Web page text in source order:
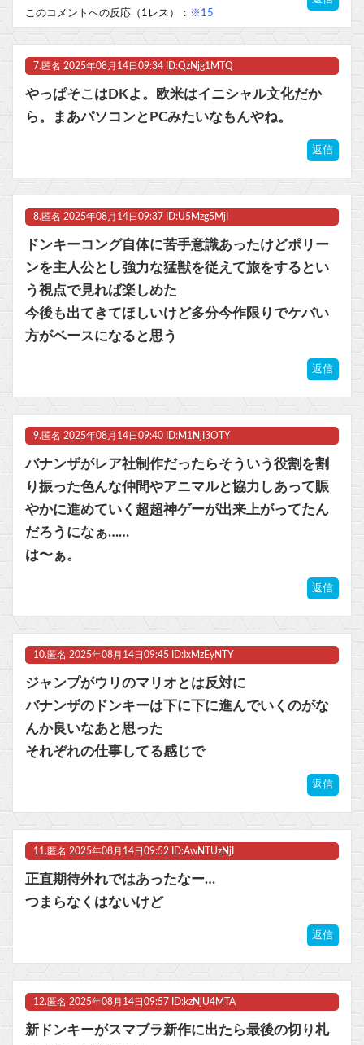
このコメントへの反応（1レス）： ※15
7. 匿名 2025年08月14日09:34 ID:QzNjg1MTQ
やっぱそこはDKよ。欧米はイニシャル文化だか
ら。まあパソコンとPCみたいなもんやね。
返信
8. 匿名 2025年08月14日09:37 ID:U5Mzg5MjI
ドンキーコング自体に苦手意識あったけどポリー
ンを主人公とし強力な猛獣を従えて旅をするとい
う視点で見れば楽しめた
今後も出てきてほしいけど多分今作限りでケバい
方がベースになると思う
返信
9. 匿名 2025年08月14日09:40 ID:M1NjI3OTY
バナンザがレア社制作だったらそういう役割を割
り振った色んな仲間やアニマルと協力しあって賑
やかに進めていく超超神ゲーが出来上がってたん
だろうになぁ……
は〜ぁ。
返信
10. 匿名 2025年08月14日09:45 ID:IxMzEyNTY
ジャンプがウリのマリオとは反対に
バナンザのドンキーは下に下に進んでいくのがな
んか良いなあと思った
それぞれの仕事してる感じで
返信
11. 匿名 2025年08月14日09:52 ID:AwNTUzNjI
正直期待外れではあったなー…
つまらなくはないけど
返信
12. 匿名 2025年08月14日09:57 ID:kzNjU4MTA
新ドンキーがスマブラ新作に出たら最後の切り札